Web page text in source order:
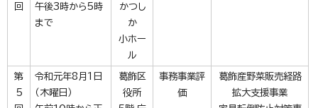
回
午後3時から5時
まで
かつし
か
小ホー
ル
第
5
令和元年8月1日
（木曜日）
葛飾区
役所
事務事業評
価
葛飾産野菜販売経路
拡大支援事業